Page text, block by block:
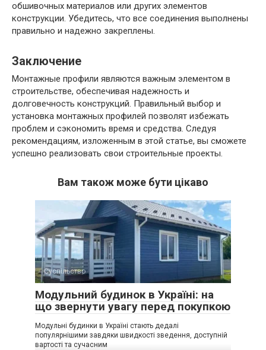
обшивочных материалов или других элементов
конструкции. Убедитесь, что все соединения выполнены
правильно и надежно закреплены.
Заключение
Монтажные профили являются важным элементом в
строительстве, обеспечивая надежность и
долговечность конструкций. Правильный выбор и
установка монтажных профилей позволят избежать
проблем и сэкономить время и средства. Следуя
рекомендациям, изложенным в этой статье, вы сможете
успешно реализовать свои строительные проекты.
Вам також може бути цікаво
Суспільство
Модульний будинок в Україні: на
що звернути увагу перед покупкою
Модульні будинки в Україні стають дедалі
популярнішими завдяки швидкості зведення, доступній
вартості та сучасним